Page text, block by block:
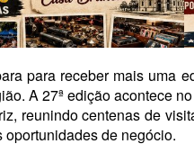
para receber mais uma
A 27ª edição acontece
reunindo centenas de
de negócio.